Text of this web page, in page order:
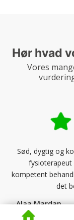
Hør hvad
Vores
Sød, dygtig og
fysioterapeut
kompetent
det
- Alaa Mardan